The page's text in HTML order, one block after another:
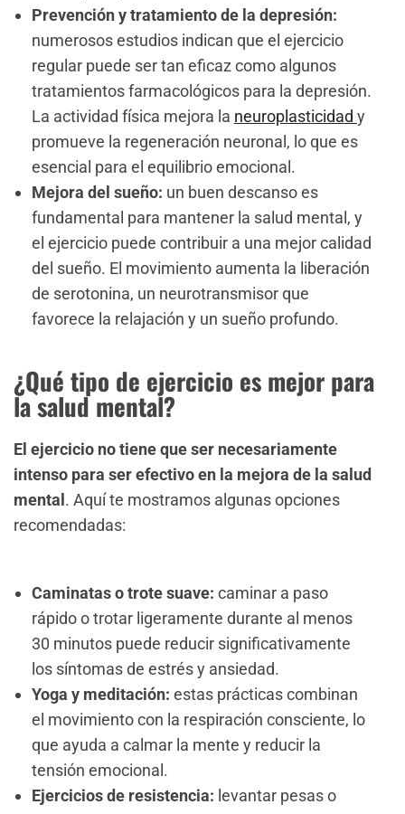
Prevención y tratamiento de la depresión:
numerosos estudios indican que el ejercicio
regular puede ser tan eficaz como algunos
tratamientos farmacológicos para la depresión.
La actividad física mejora la neuroplasticidad y
promueve la regeneración neuronal, lo que es
esencial para el equilibrio emocional.
Mejora del sueño: un buen descanso es
fundamental para mantener la salud mental, y
el ejercicio puede contribuir a una mejor calidad
del sueño. El movimiento aumenta la liberación
de serotonina, un neurotransmisor que
favorece la relajación y un sueño profundo.
¿Qué tipo de ejercicio es mejor para
la salud mental?
El ejercicio no tiene que ser necesariamente
intenso para ser efectivo en la mejora de la salud
mental. Aquí te mostramos algunas opciones
recomendadas:
Caminatas o trote suave: caminar a paso
rápido o trotar ligeramente durante al menos
30 minutos puede reducir significativamente
los síntomas de estrés y ansiedad.
Yoga y meditación: estas prácticas combinan
el movimiento con la respiración consciente, lo
que ayuda a calmar la mente y reducir la
tensión emocional.
Ejercicios de resistencia: levantar pesas o